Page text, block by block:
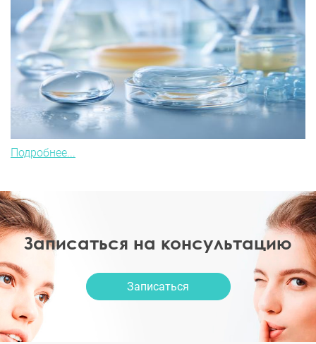
Подробнее...
Записаться на консультацию
Записаться